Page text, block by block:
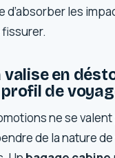
d’absorber les
valise en
de
ne se valent
de la nature de